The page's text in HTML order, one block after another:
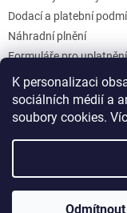
K personalizaci
sociálních médií a
soubory cookies.
Odmítnout
Dodací a platební
Náhradní plnění
Formuláře pro
Moje objednávka